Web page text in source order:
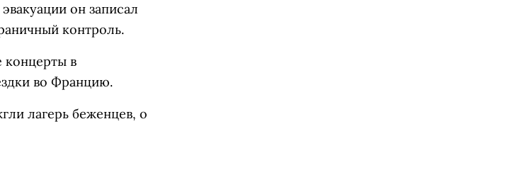
он записал
контроль.
концерты в
во Францию.
лагерь беженцев, о